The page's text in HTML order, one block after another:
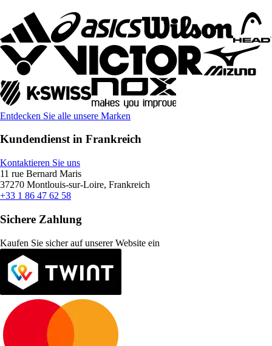
Entdecken Sie alle unsere Marken
Kundendienst in Frankreich
Kontaktieren Sie uns
11 rue Bernard Maris
37270 Montlouis-sur-Loire, Frankreich
+33 1 86 47 62 58
Sichere Zahlung
Kaufen Sie sicher auf unserer Website ein